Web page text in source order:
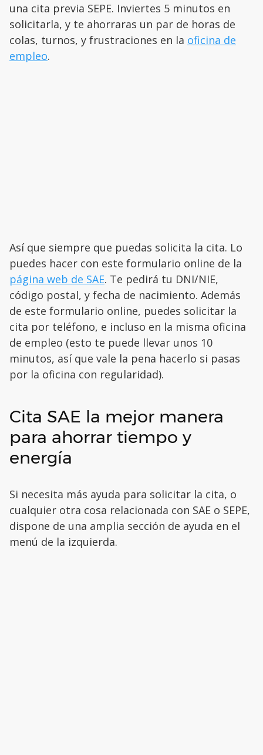
una cita previa SEPE. Inviertes 5 minutos en
solicitarla, y te ahorraras un par de horas de
colas, turnos, y frustraciones en la oficina de
empleo.
Así que siempre que puedas solicita la cita. Lo
puedes hacer con este formulario online de la
página web de SAE. Te pedirá tu DNI/NIE,
código postal, y fecha de nacimiento. Además
de este formulario online, puedes solicitar la
cita por teléfono, e incluso en la misma oficina
de empleo (esto te puede llevar unos 10
minutos, así que vale la pena hacerlo si pasas
por la oficina con regularidad).
Cita SAE la mejor manera
para ahorrar tiempo y
energía
Si necesita más ayuda para solicitar la cita, o
cualquier otra cosa relacionada con SAE o SEPE,
dispone de una amplia sección de ayuda en el
menú de la izquierda.